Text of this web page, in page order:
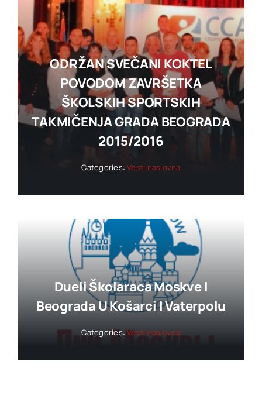
ODRŽAN SVEČANI KOKTEL
POVODOM ZAVRŠETKA
ŠKOLSKIH SPORTSKIH
TAKMIČENJA GRADA BEOGRADA
2015/2016
Categories:Vesti naslovna
Dueli Školaraca Moskve I
Beograda U Košarci I Vaterpolu
Categories:Vesti naslovna